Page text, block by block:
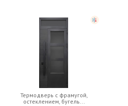
Термодверь с фрамугой,
остеклением, бугель...